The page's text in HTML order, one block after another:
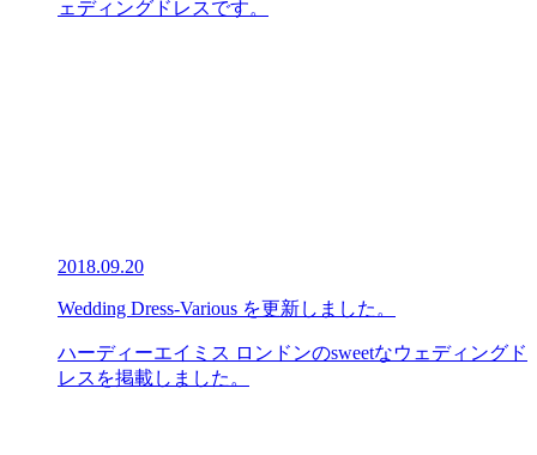
ェディングドレスです。
2018.09.20
Wedding Dress-Various を更新しました。
ハーディーエイミス ロンドンのsweetなウェディングド
レスを掲載しました。